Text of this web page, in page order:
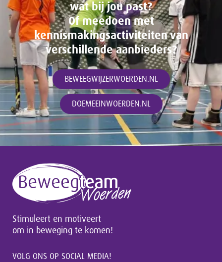
wat bij jou past?
Of meedoen met
kennismakingsactiviteiten van
verschillende aanbieders?
BEWEEGWIJZERWOERDEN.NL
DOEMEEINWOERDEN.NL
Stimuleert en motiveert
om in beweging te komen!
VOLG ONS OP SOCIAL MEDIA!